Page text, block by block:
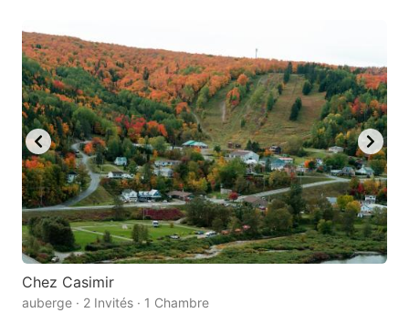
mark
key
to
get
the
keyboard
shortcuts
for
changing
dates.
mark
key
to
get
the
keyboard
shortcuts
for
Chez Casimir
auberge · 2 Invités · 1 Chambre